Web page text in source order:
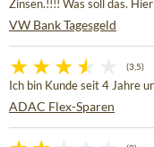
Zinsen.!!!! Was soll das. Hier
VW Bank Tagesgeld
(3,5)
Ich bin Kunde seit 4 Jahre
ADAC Flex-Sparen